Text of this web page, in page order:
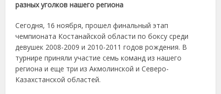
разных уголков нашего региона
Сегодня, 16 ноября, прошел финальный этап
чемпионата Костанайской области по боксу среди
девушек 2008-2009 и 2010-2011 годов рождения. В
турнире приняли участие семь команд из нашего
региона и еще три из Акмолинской и Северо-
Казахстанской областей.